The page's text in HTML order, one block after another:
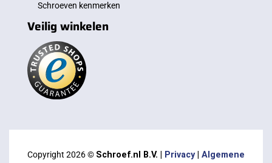
Schroeven kenmerken
Veilig winkelen
Copyright 2026 © Schroef.nl B.V. | Privacy| Algemene